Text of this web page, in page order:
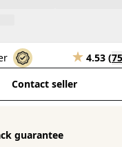
4.53 (
Contact seller
guarantee